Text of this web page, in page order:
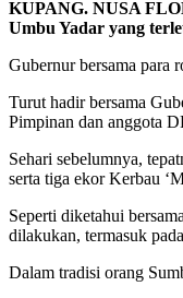
KUPANG. NUSA
Umbu Yadar yang
Gubernur bersama para
Turut hadir bersama
Pimpinan dan anggota
Sehari sebelumnya,
serta tiga ekor Kerbau
Seperti diketahui
dilakukan, termasuk
Dalam tradisi orang